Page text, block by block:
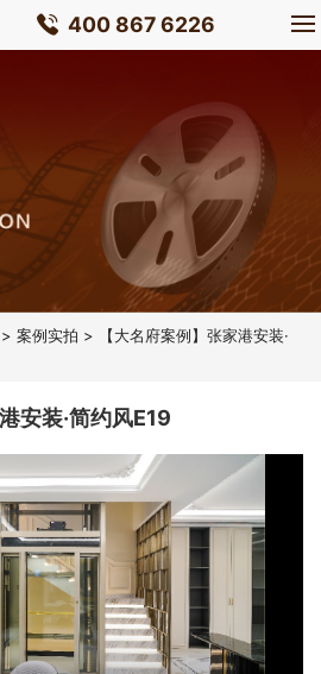
400 867 6226
> 案例实拍 > 【大名府案例】张家港安装·
安装·简约风E19